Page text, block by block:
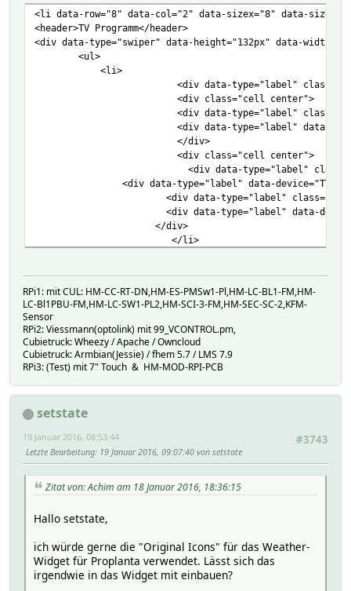
<li data-row="8" data-col="2" data-sizex="8" data-
<header>TV Programm</header>
<div data-type="swiper" data-height="132px" data-
<ul>
<li>
<div data-type="label"
<div class="cell center">
<div data-type="label"
<div data-type="label" data-
</div>
<div class="cell center">
<div data-type="label"
<div data-type="label" data-
<div data-type="label" class="cell
<div data-type="label" data-
</div>
</li>
<div data-type="label"
<div data-type="label" data-
</div>
<div class="cell center">
<div data-type="label"
<div data-type="label" data-
<div data-type="label" data-
<div data-type="label"
<div class="cell center">
<div data-type="label" data-
<div data-type="label" data-
<div data-type="label" class="cell
<div data-type="label" data-
RPi1: mit CUL: HM-CC-RT-DN,HM-ES-PMSw1-Pl,HM-LC-BL1-FM,HM-
LC-Bl1PBU-FM,HM-LC-SW1-PL2,HM-SCI-3-FM,HM-SEC-SC-2,KFM-
Sensor
RPi2: Viessmann(optolink) mit 99_VCONTROL.pm,
Cubietruck: Wheezy / Apache / Owncloud
Cubietruck: Armbian(Jessie) / fhem 5.7 / LMS 7.9
RPi3: (Test) mit 7" Touch & HM-MOD-RPI-PCB
setstate
#3743
19 Januar 2016, 08:53:44
Letzte Bearbeitung: 19 Januar 2016, 09:07:40 von setstate
Zitat von: Achim am 18 Januar 2016, 18:36:15
Hallo setstate,
ich würde gerne die "Original Icons" für das Weather-
Widget für Proplanta verwendet. Lässt sich das
irgendwie in das Widget mit einbauen?